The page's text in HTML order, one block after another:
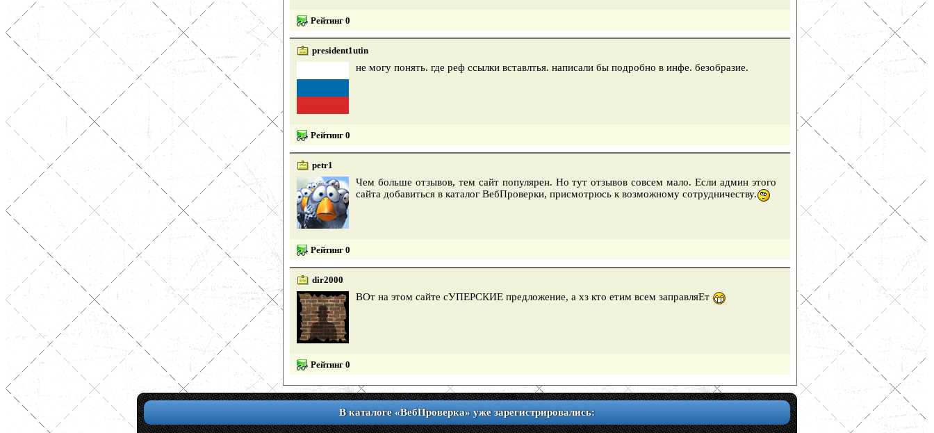
Рейтинг 0
president1utin
не могу понять. где реф ссылки вставлтья. написали бы подробно в инфе. безобразие.
Рейтинг 0
petr1
Чем больше отзывов, тем сайт популярен. Но тут отзывов совсем мало. Если админ этого
сайта добавиться в каталог ВебПроверки, присмотрюсь к возможному сотрудничеству.
Рейтинг 0
dir2000
ВОт на этом сайте сУПЕРСКИЕ предложение, а хз кто етим всем заправляЕт
Рейтинг 0
В каталоге «ВебПроверка» уже зарегистрировались: